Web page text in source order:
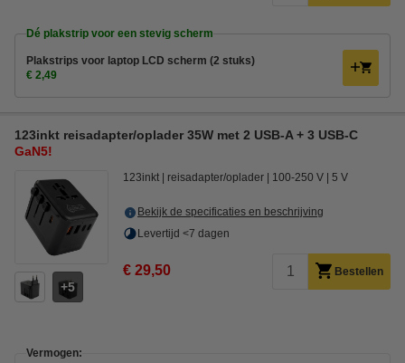
Dé plakstrip voor een stevig scherm
Plakstrips voor laptop LCD scherm (2 stuks)
€ 2,49
123inkt reisadapter/oplader 35W met 2 USB-A + 3 USB-C
GaN5!
5
123inkt reisadapter/oplader 100-250 V 5 V
Bekijk de specificaties en beschrijving
Levertijd <7 dagen
€ 29,50 Bestellen
Vermogen: